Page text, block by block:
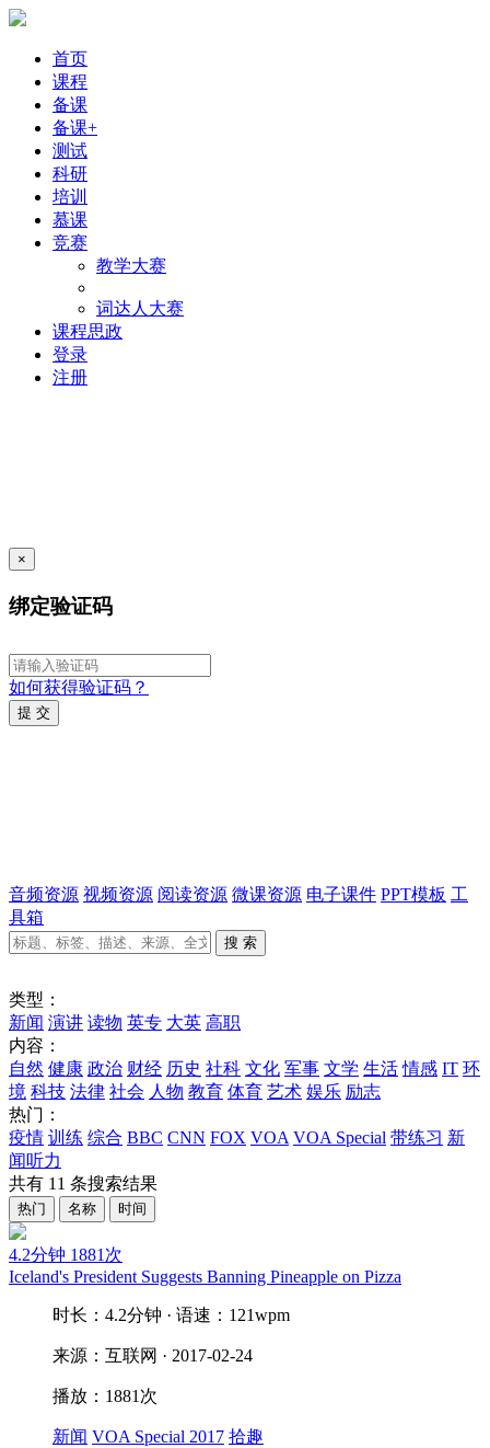
首页
课程
备课
备课+
测试
科研
培训
慕课
竞赛
教学大赛
词达人大赛
课程思政
登录
注册
×
绑定验证码
如何获得验证码？
提 交
音频资源 视频资源 阅读资源 微课资源 电子课件 PPT模板 工
具箱
搜 索
类型：
新闻 演讲 读物 英专 大英 高职
内容：
自然 健康 政治 财经 历史 社科 文化 军事 文学 生活 情感 IT 环
境 科技 法律 社会 人物 教育 体育 艺术 娱乐 励志
热门：
疫情 训练 综合 BBC CNN FOX VOA VOA Special 带练习 新
闻听力
共有 11 条搜索结果
热门 名称 时间
4.2分钟 1881次
Iceland's President Suggests Banning Pineapple on Pizza
时长：4.2分钟 · 语速：121wpm
来源：互联网 · 2017-02-24
播放：1881次
新闻 VOA Special 2017 拾趣